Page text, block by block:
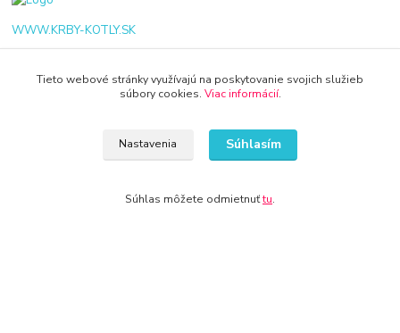
WWW.KRBY-KOTLY.SK
Tieto webové stránky využívajú na poskytovanie svojich služieb
súbory cookies. Viac informácií.
Nastavenia Súhlasím
Súhlas môžete odmietnuťtu.